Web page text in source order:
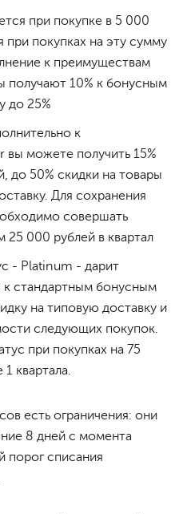
при покупке в 5 000
при покупках на эту сумму
к преимуществам
получают 10% к бонусным
до 25%
к
вы можете получить 15%
до 50% скидки на товары
Для сохранения
совершать
25 000 рублей в квартал
- Platinum - дарит
к стандартным бонусным
на типовую доставку и
следующих покупок.
при покупках на 75
квартала.
есть ограничения: они
8 дней с момента
порог списания